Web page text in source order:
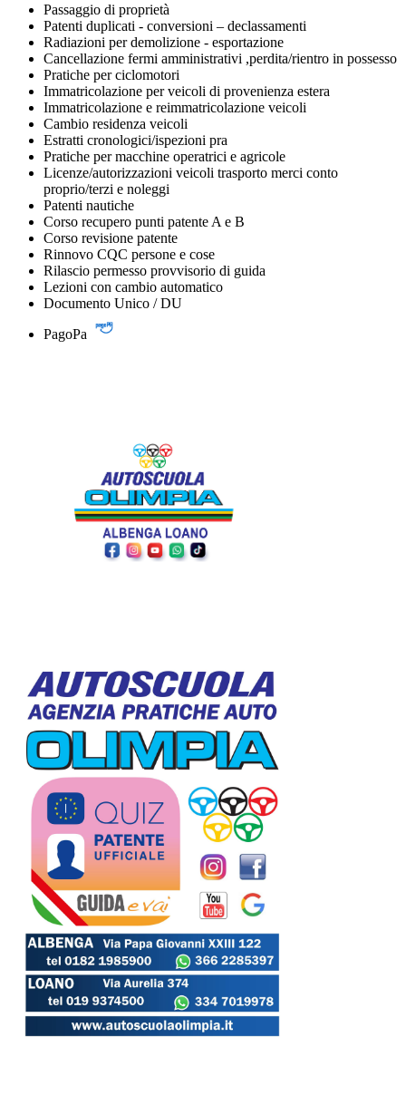
Passaggio di proprietà
Patenti duplicati - conversioni – declassamenti
Radiazioni per demolizione - esportazione
Cancellazione fermi amministrativi ,perdita/rientro in possesso
Pratiche per ciclomotori
Immatricolazione per veicoli di provenienza estera
Immatricolazione e reimmatricolazione veicoli
Cambio residenza veicoli
Estratti cronologici/ispezioni pra
Pratiche per macchine operatrici e agricole
Licenze/autorizzazioni veicoli trasporto merci conto
proprio/terzi e noleggi
Patenti nautiche
Corso recupero punti patente A e B
Corso revisione patente
Rinnovo CQC persone e cose
Rilascio permesso provvisorio di guida
Lezioni con cambio automatico
Documento Unico / DU
PagoPa